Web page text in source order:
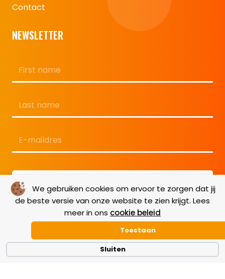
We gebruiken cookies om ervoor te zorgen dat jij
de beste versie van onze website te zien krijgt. Lees
meer in ons cookie beleid
Toestaan
Sluiten
Contact
NEWSLETTER
mailadres *